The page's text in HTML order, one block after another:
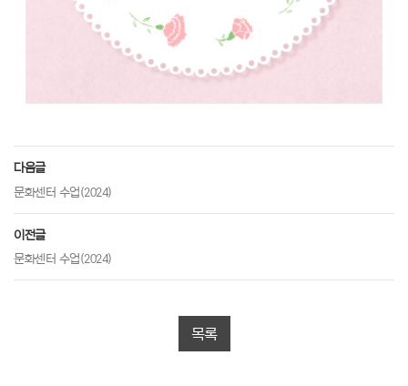
다음글
문화센터 수업(2024)
이전글
문화센터 수업(2024)
목록